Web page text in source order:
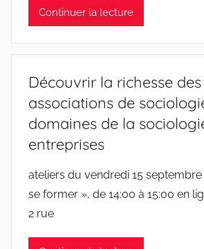
Continuer la lecture
Découvrir la richesse des
associations de
domaines de la
entreprises
ateliers du vendredi 15 septembre
se former », de 14:00 à 15:00 en
2 rue